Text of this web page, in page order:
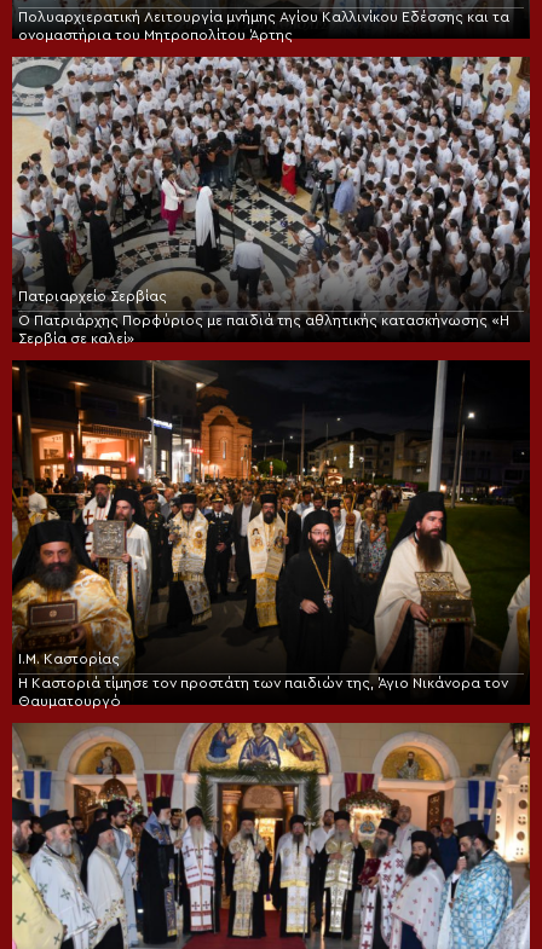
Πολυαρχιερατική Λειτουργία μνήμης Αγίου Καλλινίκου Εδέσσης και τα
ονομαστήρια του Μητροπολίτου Άρτης
Πατριαρχείο Σερβίας
Ο Πατριάρχης Πορφύριος με παιδιά της αθλητικής κατασκήνωσης «Η
Σερβία σε καλεί»
Ι.Μ. Καστορίας
Η Καστοριά τίμησε τον προστάτη των παιδιών της, Άγιο Νικάνορα τον
Θαυματουργό